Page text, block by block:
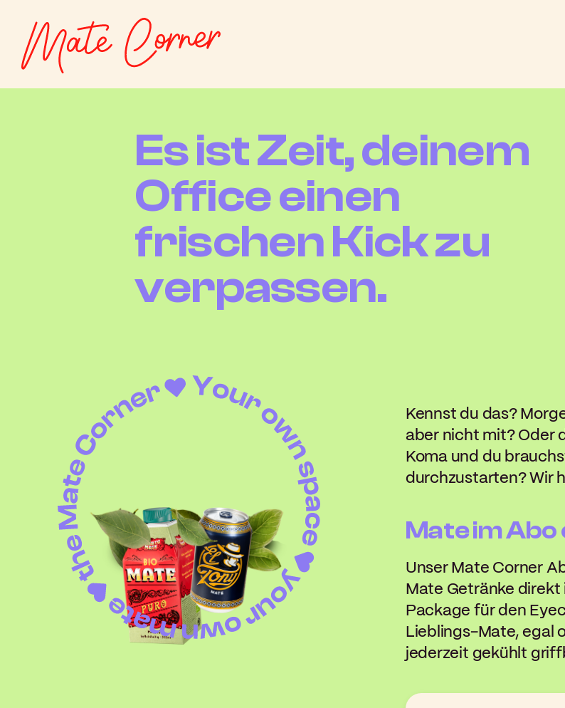
Es ist Zeit, deinem
Office einen
frischen Kick zu
verpassen.
Kennst du das?
aber nicht mit? Oder
Koma und du
durchzustarten?Wir
Mate im
Unser Mate Corner
Mate Getränke
Package für den
Lieblings-Mate, egal
jederzeit gekühlt